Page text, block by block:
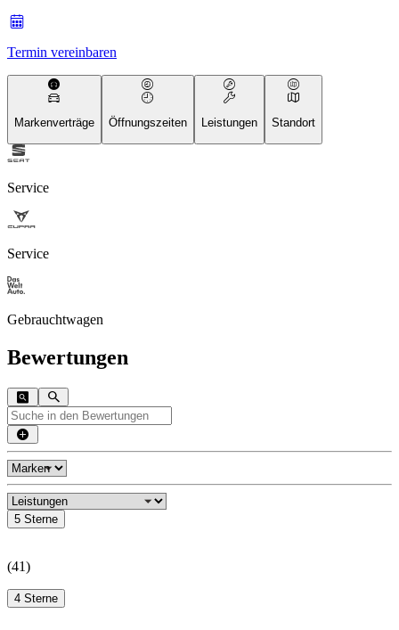
Termin vereinbaren
Markenverträge Öffnungszeiten Leistungen Standort
Service
Service
Gebrauchtwagen
Bewertungen
5 Sterne
(41)
4 Sterne